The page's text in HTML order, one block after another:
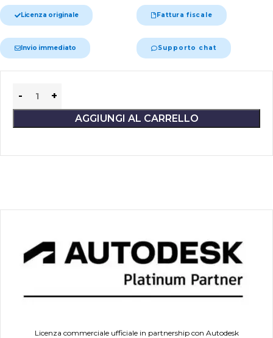
Licenza originale Fattura fiscale
Invio immediato Supporto chat
AGGIUNGI AL CARRELLO
Alternative:
Licenza commerciale ufficiale in partnership con Autodesk